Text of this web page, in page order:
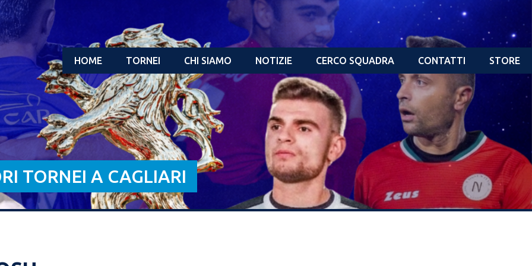
HOME TORNEI CHI SIAMO NOTIZIE CERCO SQUADRA CONTATTI STORE
TORNEI A CAGLIARI